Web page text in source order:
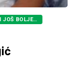
JOŠ BOLJE…